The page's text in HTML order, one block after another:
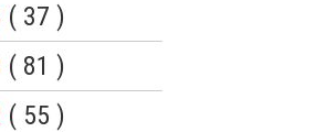
( 37 )
( 81 )
( 55 )